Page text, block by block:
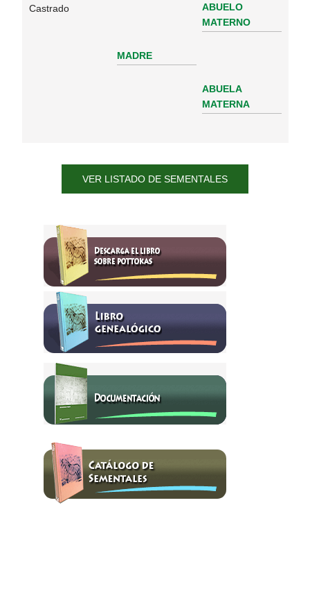
Castrado
MADRE
ABUELO
MATERNO
ABUELA
MATERNA
VER LISTADO DE SEMENTALES